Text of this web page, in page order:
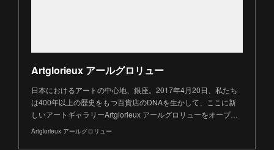
Artglorieux アールグロリュー
日本におけるアートの中心地、銀座。2017年4月20日、私たち
は400年以上の歴史をもつ百貨店のDNAを生かして、ここに新
しいアートギャラリーArtglorieux アールグロリューをオープ…
Artglorieux アールグロリュー